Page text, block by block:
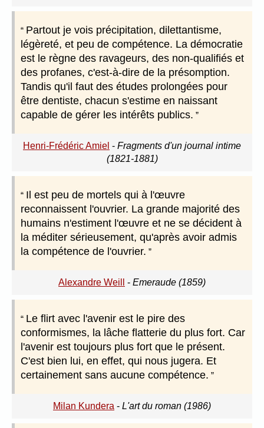
Partout je vois précipitation, dilettantisme,
légèreté, et peu de compétence. La démocratie
est le règne des ravageurs, des non-qualifiés et
des profanes, c'est-à-dire de la présomption.
Tandis qu'il faut des études prolongées pour
être dentiste, chacun s'estime en naissant
capable de gérer les intérêts publics.
Henri-Frédéric Amiel - Fragments d'un journal intime
(1821-1881)
Il est peu de mortels qui à l'œuvre
reconnaissent l'ouvrier. La grande majorité des
humains n'estiment l'œuvre et ne se décident à
la méditer sérieusement, qu'après avoir admis
la compétence de l'ouvrier.
Alexandre Weill - Emeraude (1859)
Le flirt avec l'avenir est le pire des
conformismes, la lâche flatterie du plus fort. Car
l'avenir est toujours plus fort que le présent.
C'est bien lui, en effet, qui nous jugera. Et
certainement sans aucune compétence.
Milan Kundera - L'art du roman (1986)